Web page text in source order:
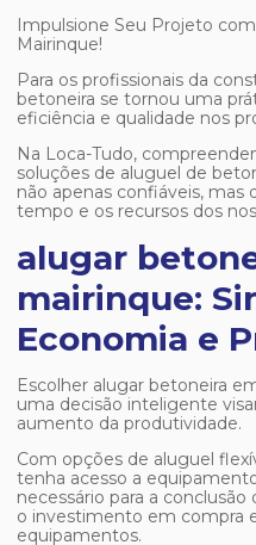
Impulsione Seu Projeto
Mairinque!
Para os profissionais da
betoneira se tornou uma
eficiência e qualidade nos
Na Loca-Tudo,
soluções de aluguel de
não apenas confiáveis,
tempo e os recursos dos
alugar
mairinque:
Economia e
Escolher alugar betoneira
uma decisão inteligente
aumento da produtividade.
Com opções de aluguel
tenha acesso a
necessário para a
o investimento em compra
equipamentos.